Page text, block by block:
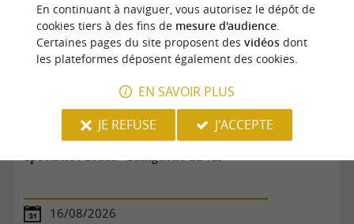
Spectacle : Couac - Guinguette du Val
16/08/2026
En continuant à naviguer, vous autorisez le dépôt de
cookies tiers à des fins de mesure d'audience.
Certaines pages du site proposent des vidéosdont
les plateformes déposent également des cookies.
EN SAVOIR PLUS
JE REFUSE
J'ACCEPTE